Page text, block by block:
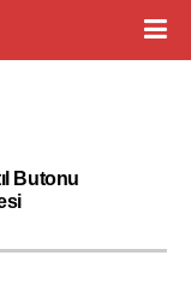
Butonu